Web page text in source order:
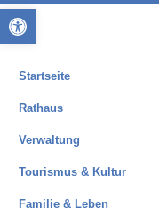
Startseite
Rathaus
Verwaltung
Tourismus & Kultur
Familie & Leben
Open toolbar